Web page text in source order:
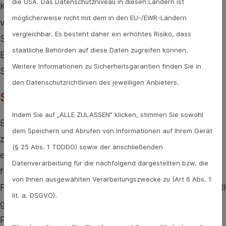
Kribbeln. So soll die Weiterleitung des Schmerzreizes
verhindern werden. Außerdem werden durch die
Stromreize, die aus den Elektroden kommen,
Endorphine ausgeschüttet, also körpereigene
Schmerzmittel.
So wird TENS angewendet
Eine Anwendung mit TENS dauert in der Regel
zwischen 20 und 50 Minuten. Zunächst wird durch
einen Arzt gezeigt, wie die Behandlung genau
funktioniert. Je nach Beschwerden müssen die
Frequenz, die Intensität und die Potenzierung individuell
gestaltet werden. Anschließend können die
Patientinnen und Patienten das TENS-Gerät auch zu
möglicherweise nicht mit dem in den EU-/EWR-Ländern
vergleichbar. Es besteht daher ein erhöhtes Risiko, dass
staatliche Behörden auf diese Daten zugreifen können.
Weitere Informationen zu Sicherheitsgarantien finden Sie in
den Datenschutzrichtlinien des jeweiligen Anbieters.
Indem Sie auf „ALLE ZULASSEN" klicken, stimmen Sie sowohl
dem Speichern und Abrufen von Informationen auf Ihrem Gerät
(§ 25 Abs. 1 TDDDG) sowie der anschließenden
Datenverarbeitung für die nachfolgend dargestellten bzw. die
von Ihnen ausgewählten Verarbeitungszwecke zu (Art 6 Abs. 1
lit. a. DSGVO).